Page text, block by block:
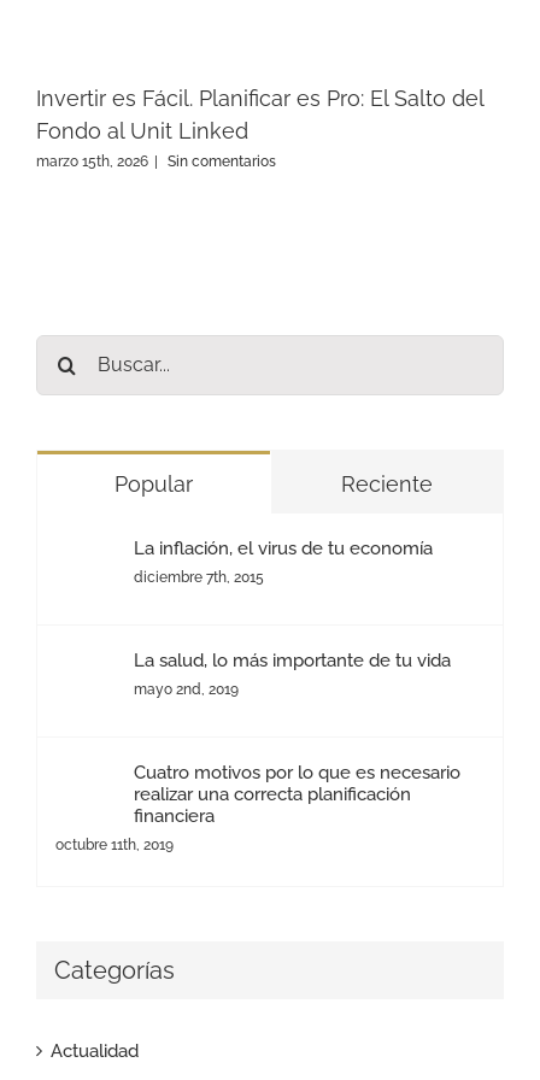
Invertir es Fácil. Planificar es Pro: El Salto del
Fondo al Unit Linked
marzo 15th, 2026 | Sin comentarios
Buscar:
Popular Reciente
La inflación, el virus de tu economía
diciembre 7th, 2015
La salud, lo más importante de tu vida
mayo 2nd, 2019
Cuatro motivos por lo que es necesario
realizar una correcta planificación
financiera
octubre 11th, 2019
Categorías
Actualidad